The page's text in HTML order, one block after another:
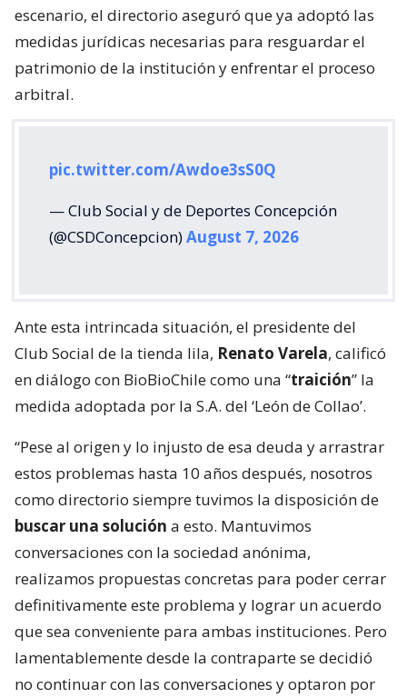
escenario, el directorio aseguró que ya adoptó las
medidas jurídicas necesarias para resguardar el
patrimonio de la institución y enfrentar el proceso
arbitral.
pic.twitter.com/Awdoe3sS0Q
— Club Social y de Deportes Concepción
(@CSDConcepcion)August 7, 2026
Ante esta intrincada situación, el presidente del
Club Social de la tienda lila, Renato Varela, calificó
en diálogo con BioBioChile como una “traición” la
medida adoptada por la S.A. del ‘León de Collao’.
“Pese al origen y lo injusto de esa deuda y arrastrar
estos problemas hasta 10 años después, nosotros
como directorio siempre tuvimos la disposición de
buscar una solución a esto. Mantuvimos
conversaciones con la sociedad anónima,
realizamos propuestas concretas para poder cerrar
definitivamente este problema y lograr un acuerdo
que sea conveniente para ambas instituciones. Pero
lamentablemente desde la contraparte se decidió
no continuar con las conversaciones y optaron por